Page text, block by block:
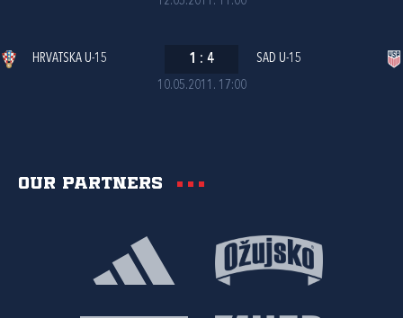
10.05.2011. 17:00
HRVATSKA U-15 1 : 4 SAD U-15
Our partners